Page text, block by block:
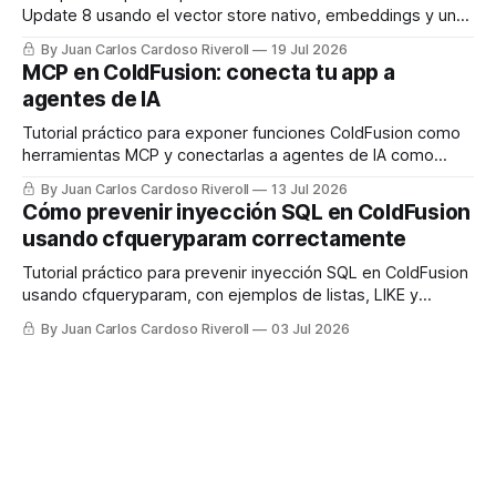
Update 8 usando el vector store nativo, embeddings y un
By Juan Carlos Cardoso Riveroll 19 Jul 2026
MCP en ColdFusion: conecta tu app a
agentes de IA
Tutorial práctico para exponer funciones ColdFusion como
herramientas MCP y conectarlas a agentes de IA como
By Juan Carlos Cardoso Riveroll 13 Jul 2026
Cómo prevenir inyección SQL en ColdFusion
usando cfqueryparam correctamente
Tutorial práctico para prevenir inyección SQL en ColdFusion
usando cfqueryparam, con ejemplos de listas, LIKE y
By Juan Carlos Cardoso Riveroll 03 Jul 2026